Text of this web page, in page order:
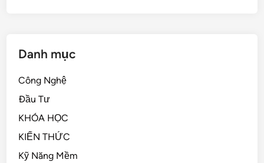
Danh mục
Công Nghệ
Đầu Tư
KHÓA HỌC
KIẾN THỨC
Kỹ Năng Mềm